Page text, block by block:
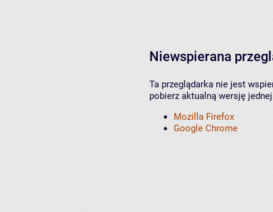
Niewspierana
Ta przeglądarka nie jest
pobierz aktualną wersję
Mozilla Firefox
Google Chrome